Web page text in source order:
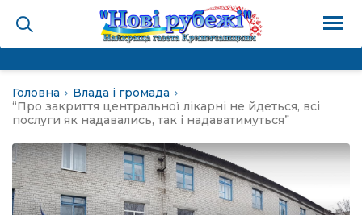
громада
Головна
Влада і громада
“Про закриття центральної лікарні не йдеться, всі
послуги як надавались, так і надаватимуться”